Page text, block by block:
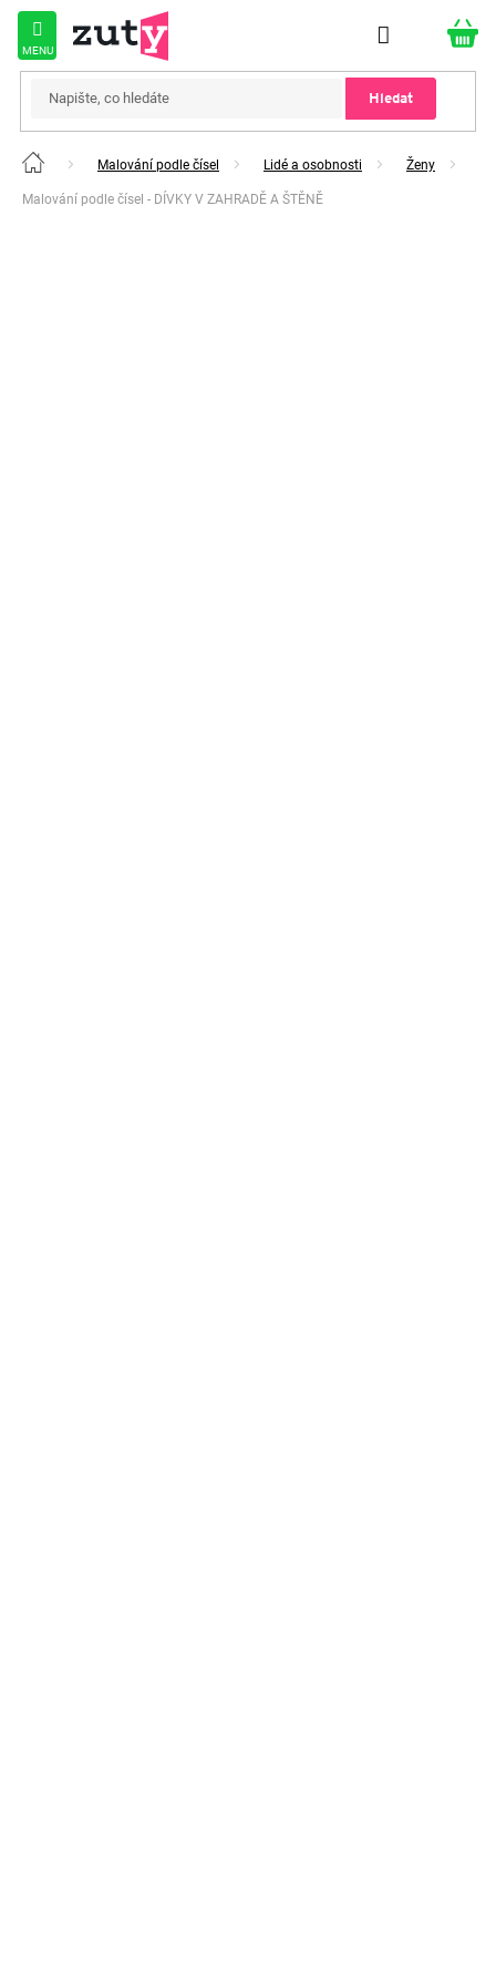
Přejít
obsah
Hledat
Domů Malování podle čísel Lidé a osobnosti Ženy
Malování podle čísel - DÍVKY V ZAHRADĚ A ŠTĚNĚ